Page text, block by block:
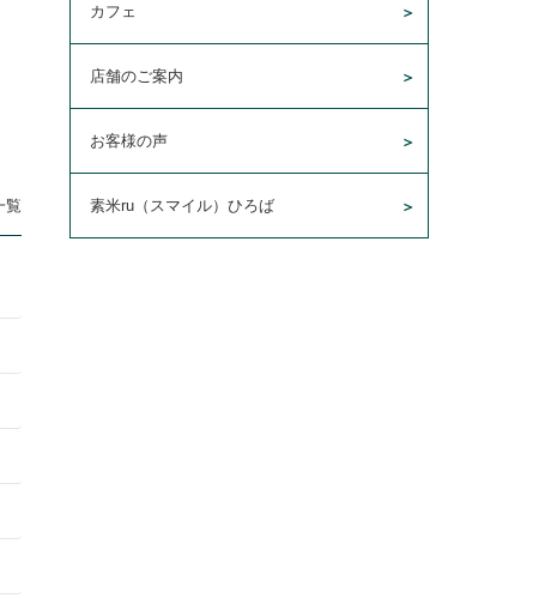
覧
カフェ
店舗のご案内
お客様の声
素米ru（スマイル）ひろば